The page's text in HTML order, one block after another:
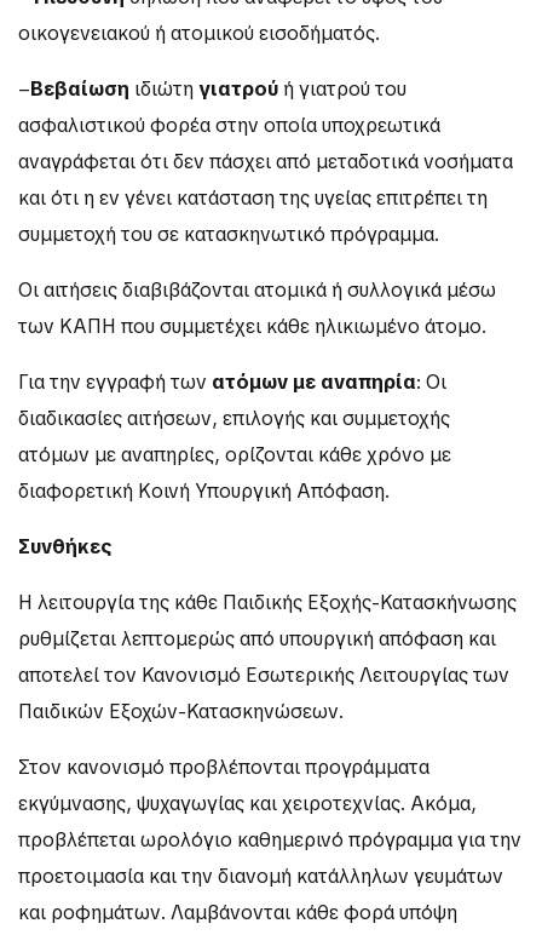
οικογενειακού ή ατομικού εισοδήματός.
–Βεβαίωση ιδιώτηγιατρού ή γιατρού του
ασφαλιστικού φορέα στην οποία υποχρεωτικά
αναγράφεται ότι δεν πάσχει από μεταδοτικά νοσήματα
και ότι η εν γένει κατάσταση της υγείας επιτρέπει τη
συμμετοχή του σε κατασκηνωτικό πρόγραμμα.
Οι αιτήσεις διαβιβάζονται ατομικά ή συλλογικά μέσω
των ΚΑΠΗ που συμμετέχει κάθε ηλικιωμένο άτομο.
Για την εγγραφή των ατόμων με αναπηρία: Οι
διαδικασίες αιτήσεων, επιλογής και συμμετοχής
ατόμων με αναπηρίες, ορίζονται κάθε χρόνο με
διαφορετική Κοινή Υπουργική Απόφαση.
Συνθήκες
Η λειτουργία της κάθε Παιδικής Εξοχής-Κατασκήνωσης
ρυθμίζεται λεπτομερώς από υπουργική απόφαση και
αποτελεί τον Κανονισμό Εσωτερικής Λειτουργίας των
Παιδικών Εξοχών-Κατασκηνώσεων.
Στον κανονισμό προβλέπονται προγράμματα
εκγύμνασης, ψυχαγωγίας και χειροτεχνίας. Ακόμα,
προβλέπεται ωρολόγιο καθημερινό πρόγραμμα για την
προετοιμασία και την διανομή κατάλληλων γευμάτων
και ροφημάτων. Λαμβάνονται κάθε φορά υπόψη